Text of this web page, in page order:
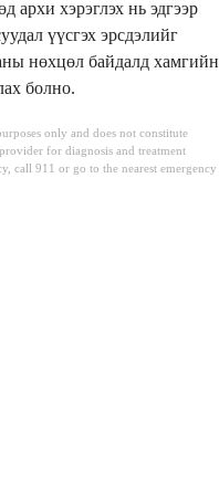
архи хэрэглэх нь эдгээр
үүсгэх эрсдэлийг
нөхцөл байдалд хамгийн
болно.
only and does not constitute
for diagnosis and treatment
call 911 or go to the nearest emergency